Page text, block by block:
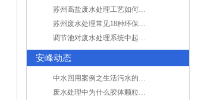
苏州高盐废水处理工艺如何实现行业升级
苏州废水处理常见18种环保术语，秒懂！
调节池对废水处理系统中起到怎样的作用？
安峰动态
中水回用案例之生活污水的二次处理利用
废水处理中为什么胶体颗粒不易自然沉降?